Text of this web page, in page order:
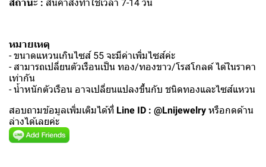
สถานะ : สินค้าสั่งทำใช้เวลา 7-14 วัน
หมายเหตุ
- ขนาดแหวนเกินไซส์ 55 จะมีค่าเพิ่มไซส์ค่ะ
- สามารถเปลี่ยนตัวเรือนเป็น ทอง/ทองขาว/โรสโกลด์ ได้ในราคา
เท่ากัน
- น้ำหนักตัวเรือน อาจเปลี่ยนแปลงขึ้นกับ ชนิดทองและไซส์แหวน
สอบถามข้อมูลเพิ่มเติมได้ที่ Line ID : @Lnijewelry หรือกดด้าน
ล่างได้เลยค่ะ